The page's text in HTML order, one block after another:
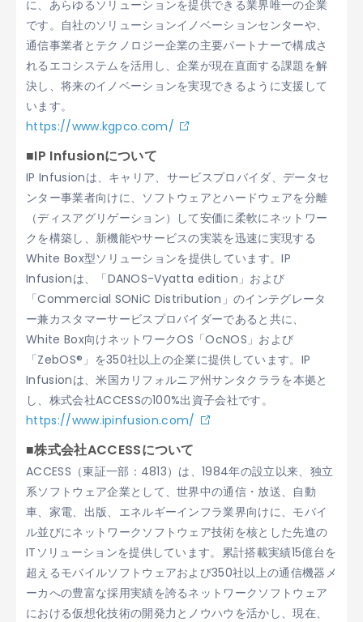
に、あらゆるソリューションを提供できる業界唯一の企業
です。自社のソリューションイノベーションセンターや、
通信事業者とテクノロジー企業の主要パートナーで構成さ
れるエコシステムを活用し、企業が現在直面する課題を解
決し、将来のイノベーションを実現できるように支援して
います。
https://www.kgpco.com/
■IP Infusionについて
IP Infusionは、キャリア、サービスプロバイダ、データセ
ンター事業者向けに、ソフトウェアとハードウェアを分離
（ディスアグリゲーション）して安価に柔軟にネットワー
クを構築し、新機能やサービスの実装を迅速に実現する
White Box型ソリューションを提供しています。IP
Infusionは、「DANOS-Vyatta edition」および
「Commercial SONiC Distribution」のインテグレータ
ー兼カスタマーサービスプロバイダーであると共に、
White Box向けネットワークOS「OcNOS」および
「ZebOS®」を350社以上の企業に提供しています。IP
Infusionは、米国カリフォルニア州サンタクララを本拠と
し、株式会社ACCESSの100%出資子会社です。
https://www.ipinfusion.com/
■株式会社ACCESSについて
ACCESS（東証一部：4813）は、1984年の設立以来、独立
系ソフトウェア企業として、世界中の通信・放送、自動
車、家電、出版、エネルギーインフラ業界向けに、モバイ
ル並びにネットワークソフトウェア技術を核とした先進の
ITソリューションを提供しています。累計搭載実績15億台を
超えるモバイルソフトウェアおよび350社以上の通信機器メ
ーカへの豊富な採用実績を誇るネットワークソフトウェア
における仮想化技術の開発力とノウハウを活かし、現在、